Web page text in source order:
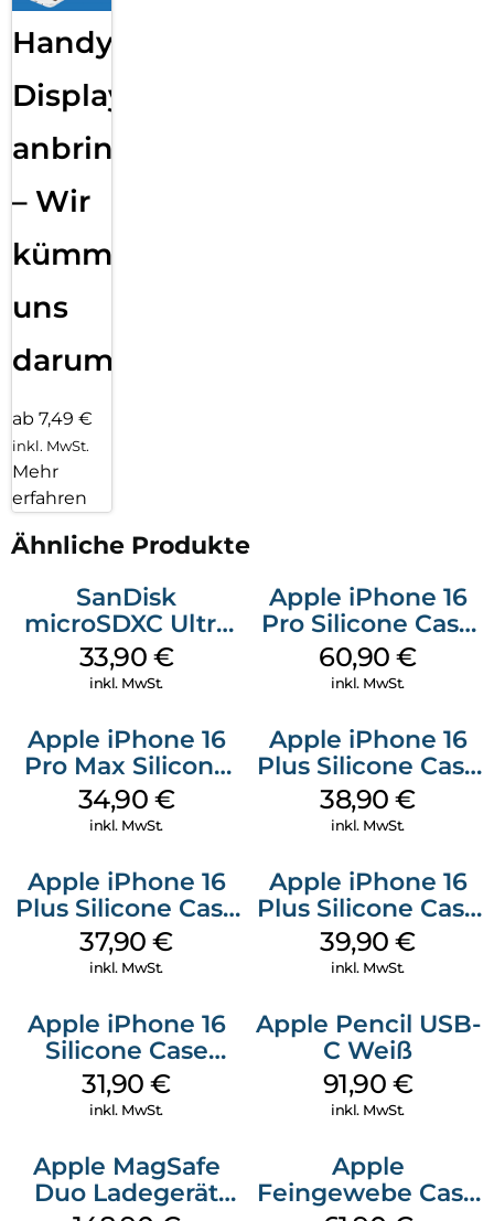
Handy
Displayfolie
anbringen
– Wir
kümmern
uns
darum!
ab 7,49 €
inkl. MwSt.
Mehr
erfahren
Ähnliche Produkte
SanDisk
microSDXC Ultra
128 GB + Adapter
Mobile
33,90 €
inkl. MwSt.
Apple iPhone 16
Pro Silicone Case
MagSafe Stone
Gray
60,90€
inkl. MwSt.
Apple iPhone 16
Pro Max Silicone
Case MagSafe
Denim
34,90 €
inkl. MwSt.
Apple iPhone 16
Plus Silicone Case
MagSafe Denim
38,90€
inkl. MwSt.
Apple iPhone 16
Plus Silicone Case
MagSafe Lake
Green
37,90€
inkl. MwSt.
Apple iPhone 16
Plus Silicone Case
MagSafe Plum
39,90€
inkl. MwSt.
Apple iPhone 16
Silicone Case
MagSafe Fuchsia
31,90€
inkl. MwSt.
Apple Pencil USB-
C Weiß
91,90 €
inkl. MwSt.
Apple MagSafe
Duo Ladegerät
Apple
Feingewebe Case